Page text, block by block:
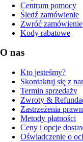
Centrum pomocy
Śledź zamówienie
Zwróć zamówienie
Kody rabatowe
O nas
Kto jesteśmy?
Skontaktuj się z
Termin sprzedaży
Zwroty &
Zastrzeżenia
Metody płatności
Ceny i opcje
Oświadczenie o